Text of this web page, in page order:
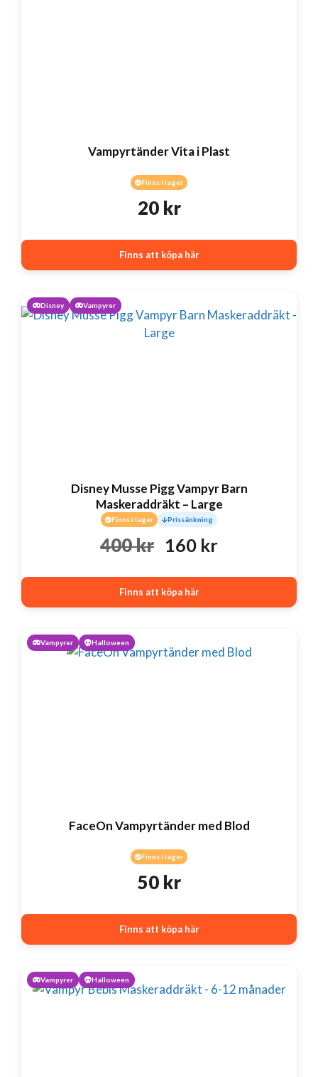
Vampyrtänder Vita i Plast
Finns i lager
20 kr
Finns att köpa här
Disney Vampyrer
Disney Musse Pigg Vampyr Barn
Maskeraddräkt – Large
Finns i lager Prissänkning
400kr Det
ursprungliga
priset
400 kr.
160 krDet
nuvarande
160 kr.
Finns att köpa här
Vampyrer Halloween
FaceOn Vampyrtänder med Blod
Finns i lager
50 kr
Finns att köpa här
Vampyrer Halloween